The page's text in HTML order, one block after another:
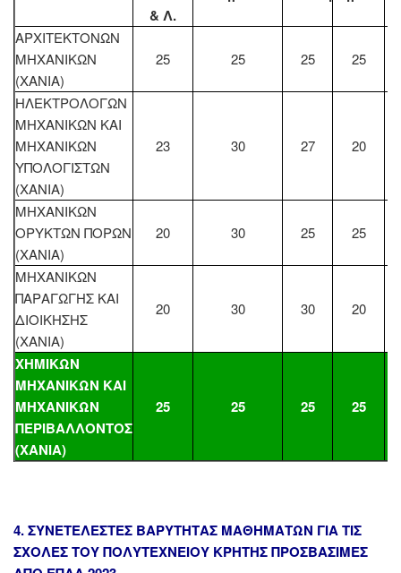
& Λ.
ΑΡΧΙΤΕΚΤΟΝΩΝ
ΜΗΧΑΝΙΚΩΝ
(ΧΑΝΙΑ)
25 25 25 25
ΗΛΕΚΤΡΟΛΟΓΩΝ
ΜΗΧΑΝΙΚΩΝ ΚΑΙ
ΜΗΧΑΝΙΚΩΝ
ΥΠΟΛΟΓΙΣΤΩΝ
(ΧΑΝΙΑ)
23 30 27 20
ΜΗΧΑΝΙΚΩΝ
ΟΡΥΚΤΩΝ ΠΟΡΩΝ
(ΧΑΝΙΑ)
20 30 25 25
ΜΗΧΑΝΙΚΩΝ
ΠΑΡΑΓΩΓΗΣ ΚΑΙ
ΔΙΟΙΚΗΣΗΣ
(ΧΑΝΙΑ)
20 30 30 20
ΧΗΜΙΚΩΝ
ΜΗΧΑΝΙΚΩΝ ΚΑΙ
ΜΗΧΑΝΙΚΩΝ
ΠΕΡΙΒΑΛΛΟΝΤΟΣ
(ΧΑΝΙΑ)
25 25 25 25
4. ΣΥΝΕΤΕΛΕΣΤΕΣ ΒΑΡΥΤΗΤΑΣ ΜΑΘΗΜΑΤΩΝ ΓΙΑ ΤΙΣ
ΣΧΟΛΕΣ ΤΟΥ ΠΟΛΥΤΕΧΝΕΙΟΥ ΚΡΗΤΗΣ ΠΡΟΣΒΑΣΙΜΕΣ